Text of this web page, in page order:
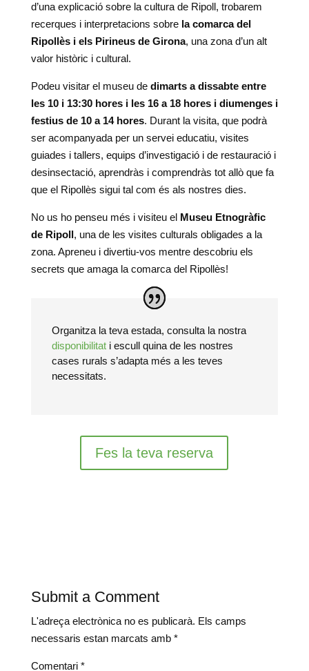
d’una explicació sobre la cultura de Ripoll, trobarem
recerques i interpretacions sobrela comarca del
Ripollès i els Pirineus de Girona, una zona d’un alt
valor històric i cultural.
Podeu visitar el museu de dimarts a dissabte entre
les 10 i 13:30 hores i les 16 a 18 hores i diumenges i
festius de 10 a 14 hores. Durant la visita, que podrà
ser acompanyada per un servei educatiu, visites
guiades i tallers, equips d’investigació i de restauració i
desinsectació, aprendràs i comprendràs tot allò que fa
que el Ripollès sigui tal com és als nostres dies.
No us ho penseu més i visiteu el Museu Etnogràfic
de Ripoll, una de les visites culturals obligades a la
zona. Apreneu i divertiu-vos mentre descobriu els
secrets que amaga la comarca del Ripollès!
Organitza la teva estada, consulta la nostra
disponibilitat i escull quina de les nostres
cases rurals s’adapta més a les teves
necessitats.
Fes la teva reserva
Submit a Comment
L'adreça electrònica no es publicarà. Els camps
necessaris estan marcats amb *
Comentari *